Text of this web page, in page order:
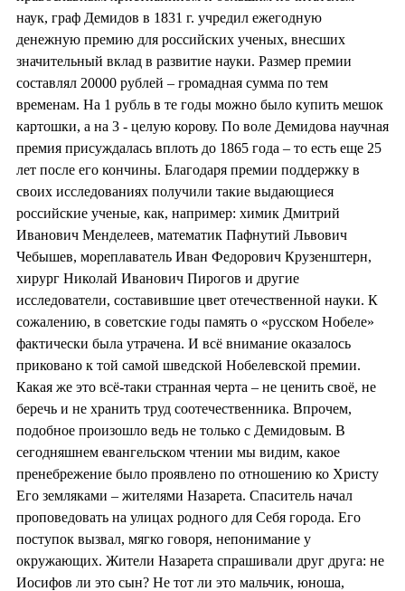
наук, граф Демидов в 1831 г. учредил ежегодную
денежную премию для российских ученых, внесших
значительный вклад в развитие науки. Размер премии
составлял 20000 рублей – громадная сумма по тем
временам. На 1 рубль в те годы можно было купить мешок
картошки, а на 3 - целую корову. По воле Демидова научная
премия присуждалась вплоть до 1865 года – то есть еще 25
лет после его кончины. Благодаря премии поддержку в
своих исследованиях получили такие выдающиеся
российские ученые, как, например: химик Дмитрий
Иванович Менделеев, математик Пафнутий Львович
Чебышев, мореплаватель Иван Федорович Крузенштерн,
хирург Николай Иванович Пирогов и другие
исследователи, составившие цвет отечественной науки. К
сожалению, в советские годы память о «русском Нобеле»
фактически была утрачена. И всё внимание оказалось
приковано к той самой шведской Нобелевской премии.
Какая же это всё-таки странная черта – не ценить своё, не
беречь и не хранить труд соотечественника. Впрочем,
подобное произошло ведь не только с Демидовым. В
сегодняшнем евангельском чтении мы видим, какое
пренебрежение было проявлено по отношению ко Христу
Его земляками – жителями Назарета. Спаситель начал
проповедовать на улицах родного для Себя города. Его
поступок вызвал, мягко говоря, непонимание у
окружающих. Жители Назарета спрашивали друг друга: не
Иосифов ли это сын? Не тот ли это мальчик, юноша,